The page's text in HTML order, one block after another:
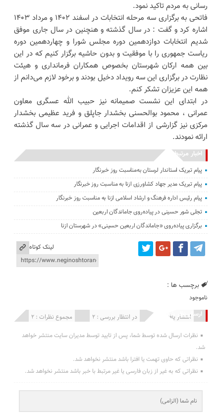
رسانی به مردم تاکید نمود.
فاتحی به برگزاری سه مرحله انتخابات در اسفند ۱۴۰۲ و مرداد ۱۴۰۳
اشاره کرد و گفت : در سال گذشته و هنچنین در سال جاری موفق
شدیم انتخابات دوازدهمین دوره مجلس شورا و چهاردهمین دوره
ریاست جمهوری را با موفقیت و بدون حاشیه برگزار کنیم که در این
بین همه ارکان شهرستان بخصوص همکاران فرمانداری و هیئت
نظارت در برگزاری این سه رویداد دخیل بودند و برخود لازم می‌دانم از
همه این عزیزان تشکر کنم.
در‌ ابتدای این نشست صمیمانه نیز حبیب الله عسگری معاون
عمرانی ، محمود بوالحسنی بخشدار جاپلق و فرید عظیمی بخشدار
مرکزی نیز گزارشی از اقدامات اجرایی و عمرانی در سه سال گذشته
ارائه نمودند.
اخبار مرتبط
پیام تبریک استاندار لرستان به‌مناسبت روز خبرنگار
پیام تبریک مدیر جهاد کشاورزی ازنا به مناسبت روز خبرنگار
پیام رئیس اداره فرهنگ و ارشاد اسلامی ازنا به مناسبت روز خبرنگار
تجلی شور حسینی در پیاده‌روی جاماندگان اربعین
برگزاری پیاده‌روی «جاماندگان اربعین حسینی» در شهرستان ازنا
لینک کوتاه
برچسب ها :
ناموجود
ارسال نظر شما مجموع نظرات : 2 در انتظار بررسی : 2 انتشار یافته : 0
نظرات ارسال شده توسط شما، پس از تایید توسط مدیران سایت منتشر خواهد
شد.
نظراتی که حاوی تهمت یا افترا باشد منتشر نخواهد شد.
نظراتی که به غیر از زبان فارسی یا غیر مرتبط با خبر باشد منتشر نخواهد شد.